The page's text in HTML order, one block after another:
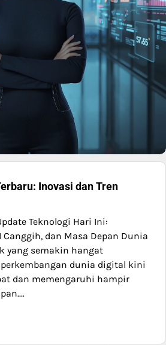
Inovasi dan Tren
Teknologi Hari Ini:
Canggih, dan Masa Depan Dunia
yang semakin hangat
dunia digital kini
dan memengaruhi hampir